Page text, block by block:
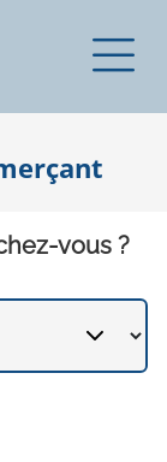
vous ?